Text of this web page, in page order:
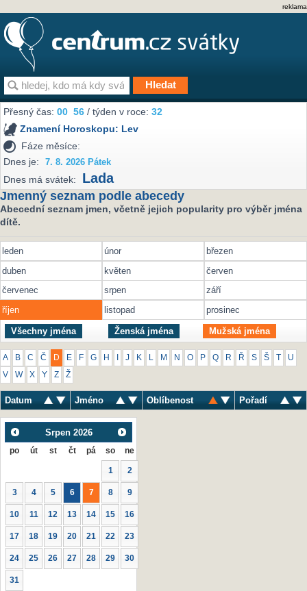
reklama
Přesný čas:00 56 / týden v roce:32
Znamení Horoskopu: Lev
Fáze měsíce:
Dnes je:
7. 8. 2026 Pátek
Dnes má svátek: Lada
Jmenný seznam podle abecedy
Abecední seznam jmen, včetně jejich popularity pro výběr jména
dítě.
leden únor
březen
duben
květen
červen
červenec
srpen
září
říjen
listopad prosinec
Všechny jména Ženská jména Mužská jména
A B C Č D E F G H J K M N O P Q R Ř S Š U
V W X Y Z Ž
Datum Jméno Oblíbenost Pořadí
Srpen 2026
po út st čt pá so ne
1 2
3 4 5 6 7 8 9
10 11 12 13 14 15 16
17 18 19 20 21 22 23
24 25 26 27 28 29 30
31